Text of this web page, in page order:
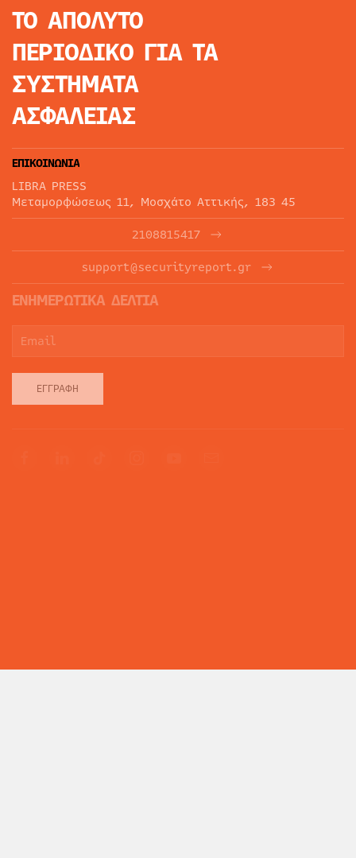
ΤΟ ΑΠΟΛΥΤΟ
ΠΕΡΙΟΔΙΚΟ ΓΙΑ ΤΑ
ΣΥΣΤΗΜΑΤΑ
ΑΣΦΑΛΕΙΑΣ
ΕΠΙΚΟΙΝΩΝΙΑ
LIBRA PRESS
Μεταμορφώσεως 11, Μοσχάτο Αττικής, 183 45
2108815417
support@securityreport.gr
ΕΝΗΜΕΡΩΤΙΚΑ ΔΕΛΤΙΑ
ΕΓΓΡΑΦΉ